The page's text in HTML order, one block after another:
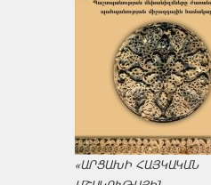
«ԱՐՑԱԽԻ ՀԱՅԿԱԿԱՆ